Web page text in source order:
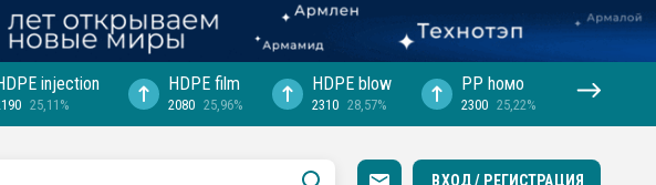
injection
25,11%
HDPE film
2080 25,96%
HDPE blow
2310 28,57%
PP hомо
2300 25,22%
ВХОД / РЕГИСТРАЦИЯ